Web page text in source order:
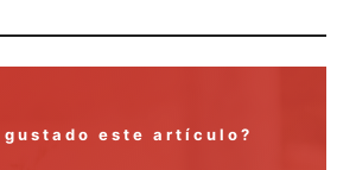
gustado este artículo?